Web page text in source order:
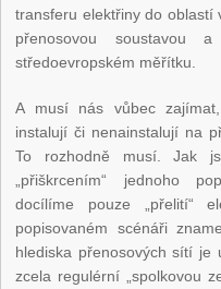
transferu elektřiny do oblastí
přenosovou soustavou
středoevropském měřítku.
A musí nás vůbec
instalují či nenainstalují na
To rozhodně musí. Jak
„přiškrcením“ jednoho
docílíme pouze „přelití“
popisovaném scénáři
hlediska přenosových sítí je
zcela regulérní „spolkovou